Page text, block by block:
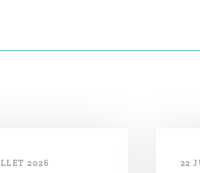
2026 22